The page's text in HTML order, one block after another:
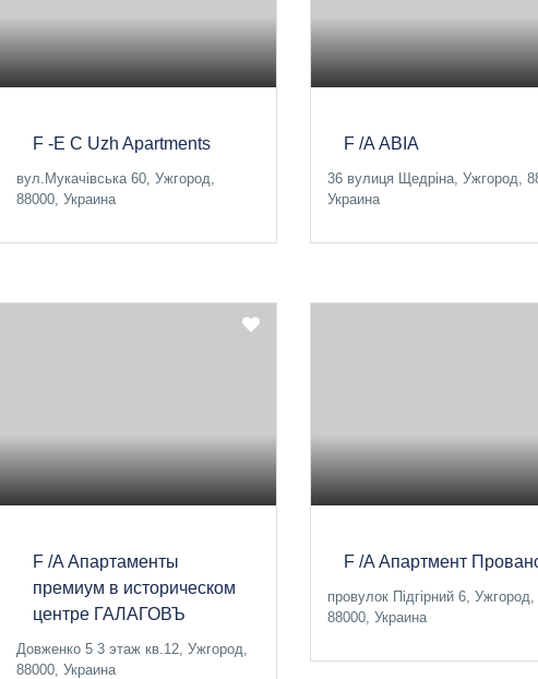
F -E C Uzh Apartments
вул.Мукачівська 60, Ужгород,
88000, Украина
F /A АВІА
36 вулиця Щедріна, Ужгород,
Украина
F /A Апартаменты
премиум в историческом
центре ГАЛАГОВЪ
Довженко 5 3 этаж кв.12, Ужгород,
88000, Украина
F /A Апартмент
провулок Підгірний 6, Ужгород,
88000, Украина